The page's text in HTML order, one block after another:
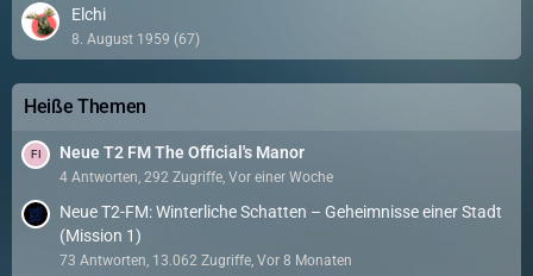
Elchi
8. August 1959 (67)
Heiße Themen
Neue T2 FM The Official's Manor
4 Antworten, 292 Zugriffe, Vor einer Woche
Neue T2-FM: Winterliche Schatten – Geheimnisse einer Stadt
(Mission 1)
73 Antworten, 13.062 Zugriffe, Vor 8 Monaten